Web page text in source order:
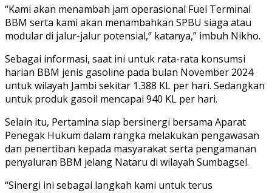
“Kami akan menambah jam operasional Fuel Terminal
BBM serta kami akan menambahkan SPBU siaga atau
modular di jalur-jalur potensial,” katanya,” imbuh Nikho.
Sebagai informasi, saat ini untuk rata-rata konsumsi
harian BBM jenis gasoline pada bulan November 2024
untuk wilayah Jambi sekitar 1.388 KL per hari. Sedangkan
untuk produk gasoil mencapai 940 KL per hari.
Selain itu, Pertamina siap bersinergi bersama Aparat
Penegak Hukum dalam rangka melakukan pengawasan
dan penertiban kepada masyarakat serta pengamanan
penyaluran BBM jelang Nataru di wilayah Sumbagsel.
“Sinergi ini sebagai langkah kami untuk terus